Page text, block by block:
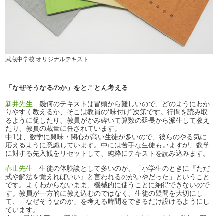
武蔵中学校 オリジナルテキスト
「なぜそうなるのか」をとことん考える
新井先生 幾何のテキストは冒頭から難しいので、どのようにわか
りやすく教えるか、そこは教員の“味付け”次第です。行間を読み取
るように促したり、教員がかみ砕いて算数の延長から派生して教え
たり、教員の裁量に任されています。
中1は、数学に興味・関心が高い生徒が多いので、彼らのやる気に
応えるように意識しています。中には苦手な生徒もいますが、数学
に対する先入観をリセットして、純粋にテキストを読み込みます。
春山先生 生徒の体験談として多いのが、「小学生のときに『ただ
式や解法を覚えればいい』と言われるのがいやだった」ということ
です。よくわからないまま、機械的に使うことに納得できないので
す。教員が一方的に教え込むのではなく、生徒の疑問を大切にし
て、「なぜそうなのか」を考える時間をできるだけ設けるようにし
ています。